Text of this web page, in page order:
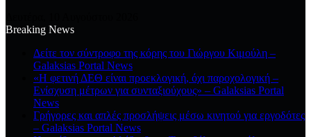
Breaking News
Δείτε τον σύντροφο της κόρης του Γιώργου Κιμούλη –
Galaksias Portal News
«Η φετινή ΔΕΘ είναι προεκλογική, όχι παροχολογική –
Ενίσχυση μέτρων για συνταξιούχους» – Galaksias Portal
News
Γρήγορες και απλές προσλήψεις μέσω κινητού για εργοδότες
– Galaksias Portal News